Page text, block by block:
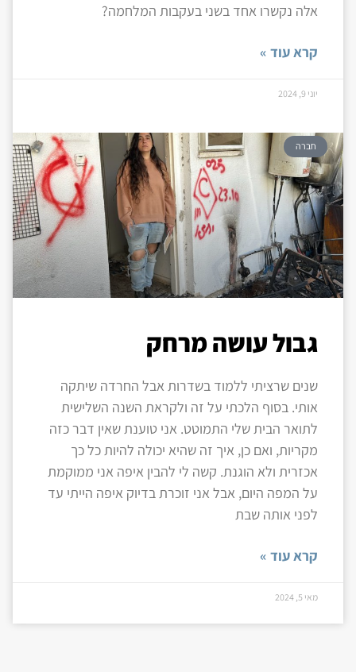
אלה נקשרו אחד בשני בעקבות המלחמה?
קרא עוד »
יוני 9, 2024
חברה
גבול עושה מרחק
שנים שרציתי ללמוד בשדרות אבל החרדה שיתקה
אותי. בסוף הלכתי על זה ולקראת השנה השלישית
לתואר הבית שלי התמוטט. אני טוענת שאין דבר כזה
מקריות, ואם כן, איך זה שהיא יכולה להיות כל כך
אכזרית ולא הוגנת. קשה לי להבין איפה אני ממוקמת
על המפה היום, אבל אני זוכרת בדיוק איפה הייתי עד
לפני אותה שבת
קרא עוד »
מאי 5, 2024